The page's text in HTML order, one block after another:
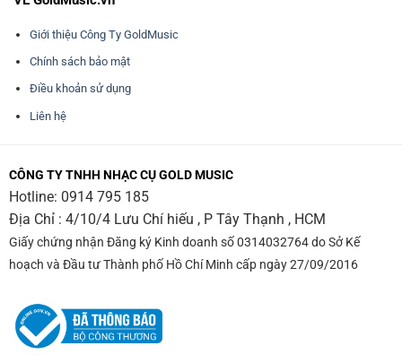
Giới thiệu Công Ty GoldMusic
Chính sách bảo mật
Điều khoản sử dụng
Liên hệ
CÔNG TY TNHH NHẠC CỤ GOLD MUSIC
Hotline: 0914 795 185
Địa Chỉ : 4/10/4 Lưu Chí hiếu , P Tây Thạnh , HCM
Giấy chứng nhận Đăng ký Kinh doanh số 0314032764 do Sở Kế
hoạch và Đầu tư Thành phố Hồ Chí Minh cấp ngày 27/09/2016